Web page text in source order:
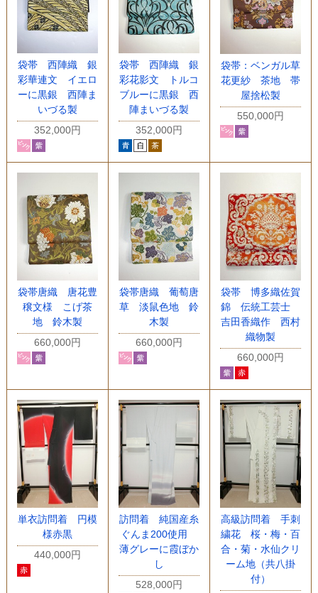
袋帯 西陣織 銀
彩華連文 イエロ
ーに黒銀 西陣ま
いづる製
352,000円
袋帯 西陣織 銀
彩花影文 トルコ
ブルーに黒銀 西
陣まいづる製
352,000円
袋帯：ベンガル草
花更紗 茶地 帯
屋捨松製
550,000円
袋帯唐織 唐花豊
穣文様 こげ茶
地 鈴木製
660,000円
袋帯唐織 葡萄唐
草 淡鼠色地 鈴
木製
660,000円
袋帯 博多織佐賀
錦 伝統工芸士
吉田香織作 西村
織物製
660,000円
単衣訪問着 円模
様赤黒
440,000円
訪問着 純国産糸
ぐんま200使用
薄グレーに霞ぼか
し
528,000円
高級訪問着 手刺
繍花 桜・梅・百
合・菊・水仙クリ
ーム地（共八掛
付）